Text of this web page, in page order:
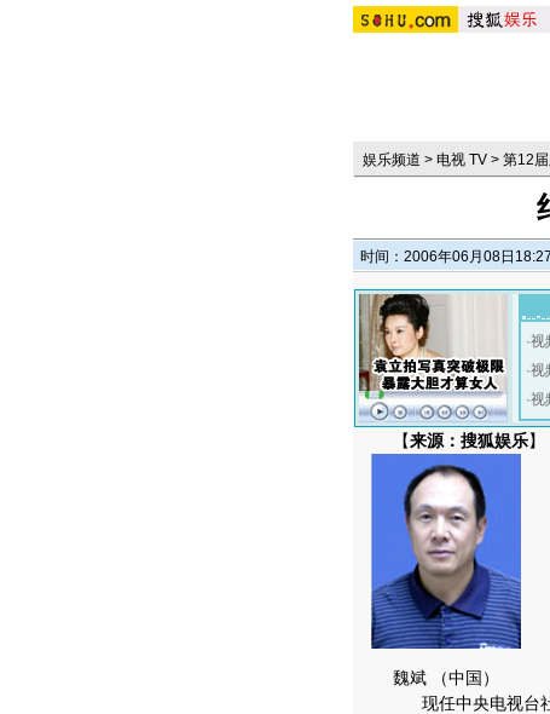
娱乐频道 > 电视 TV > 第12
时间：2006年06月08日18:27
·视
·视
·视
【来源：搜狐娱乐】
魏斌 （中国）
现任中央电视台社教